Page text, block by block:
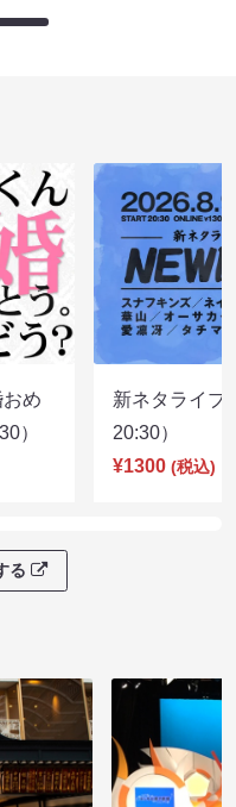
おめ
）
新ネタライ
20:30）
¥1300 (税込)
る